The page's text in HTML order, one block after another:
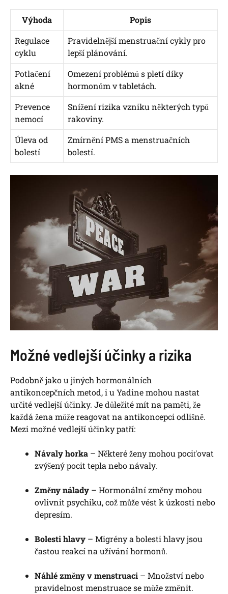
Výhoda
Popis
Regulace
cyklu
Pravidelnější menstruační cykly pro
lepší plánování.
Potlačení
akné
Omezení problémů s pletí díky
hormonům v tabletách.
Prevence
nemocí
Snížení rizika vzniku některých typů
rakoviny.
Úleva od
bolestí
Zmírnění PMS a menstruačních
bolestí.
Možné vedlejší účinky a rizika
Podobně jako u jiných hormonálních
antikoncepčních metod, i u Yadine mohou nastat
určité vedlejší účinky. Je důležité mít na paměti, že
každá žena může reagovat na antikoncepci odlišně.
Mezi možné vedlejší účinky patří:
Návaly horka – Některé ženy mohou pociťovat
zvýšený pocit tepla nebo návaly.
Změny nálady – Hormonální změny mohou
ovlivnit psychiku, což může vést k úzkosti nebo
depresím.
Bolesti hlavy – Migrény a bolesti hlavy jsou
častou reakcí na užívání hormonů.
Náhlé změny v menstruaci – Množství nebo
pravidelnost menstruace se může změnit.